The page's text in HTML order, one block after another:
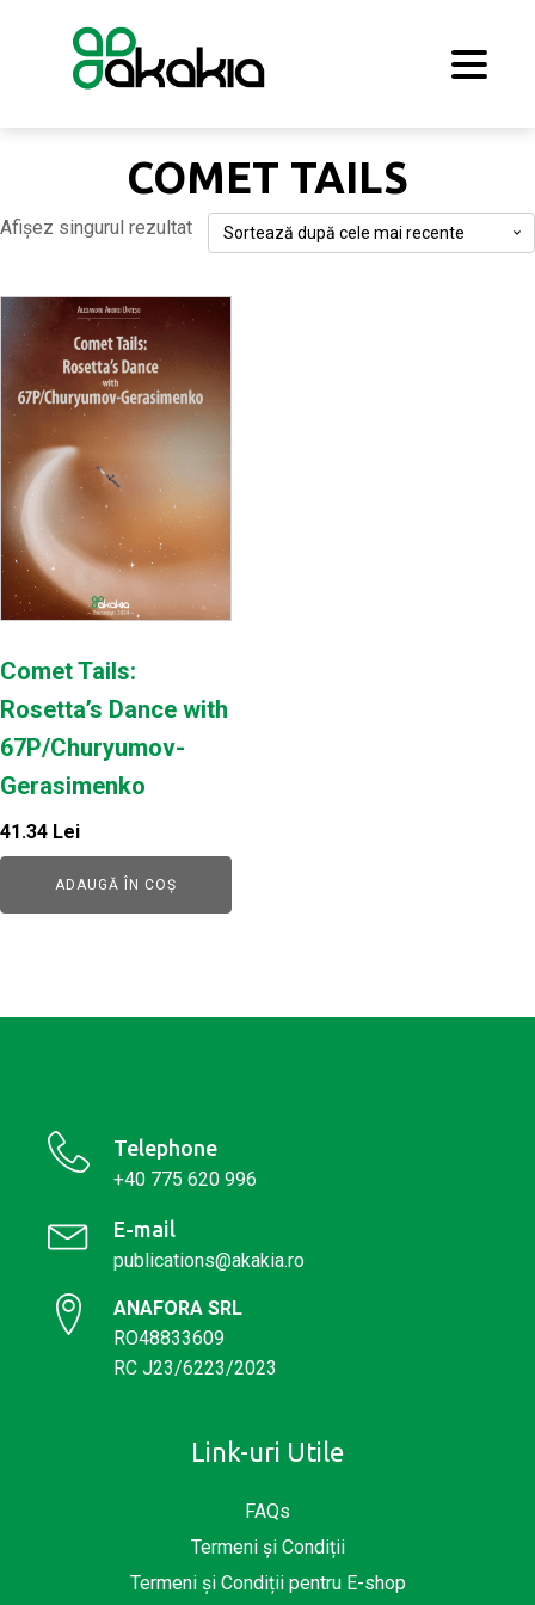
COMET TAILS
Afișez singurul rezultat
Comet Tails:
Rosetta’s Dance with
67P/Churyumov-
Gerasimenko
41.34 Lei
ADAUGĂ ÎN COȘ
Telephone
+40 775 620 996
E-mail
publications@akakia.ro
ANAFORA SRL
RO48833609
RC J23/6223/2023
Link-uri Utile
FAQs
Termeni și Condiții
Termeni și Condiții pentru E-shop